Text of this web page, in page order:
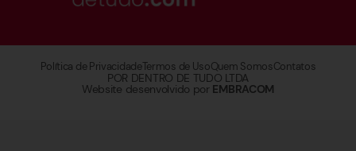
Política de PrivacidadeTermos de UsoQuem SomosContatos
POR DENTRO DE TUDO LTDA
Website desenvolvido por EMBRACOM